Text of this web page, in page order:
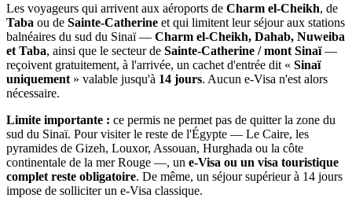
Les voyageurs qui arrivent aux aéroports de Charm el-Cheikh, de
Taba ou de Sainte-Catherine et qui limitent leur séjour aux stations
balnéaires du sud du Sinaï — Charm el-Cheikh, Dahab, Nuweiba
et Taba, ainsi que le secteur de Sainte-Catherine / mont Sinaï—
reçoivent gratuitement, à l'arrivée, un cachet d'entrée dit « Sinaï
uniquement » valable jusqu'à 14 jours. Aucun e-Visa n'est alors
nécessaire.
Limite importante : ce permis ne permet pas de quitter la zone du
sud du Sinaï. Pour visiter le reste de l'Égypte — Le Caire, les
pyramides de Gizeh, Louxor, Assouan, Hurghada ou la côte
continentale de la mer Rouge —, un e-Visa ou un visa touristique
complet reste obligatoire. De même, un séjour supérieur à 14 jours
impose de solliciter un e-Visa classique.